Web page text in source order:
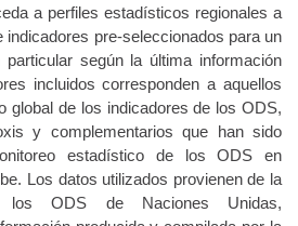
a perfiles estadísticos regionales a
indicadores pre-seleccionados para un
según la última información
incluidos corresponden a aquellos
global de los indicadores de los ODS,
y complementarios que han sido
estadístico de los ODS en
Los datos utilizados provienen de la
ODS de Naciones Unidas,